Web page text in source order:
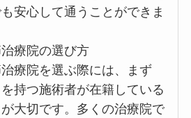
安心して通うことができま
療院の選び方
療院を選ぶ際には、まず
を持つ施術者が在籍している
大切です。多くの治療院で